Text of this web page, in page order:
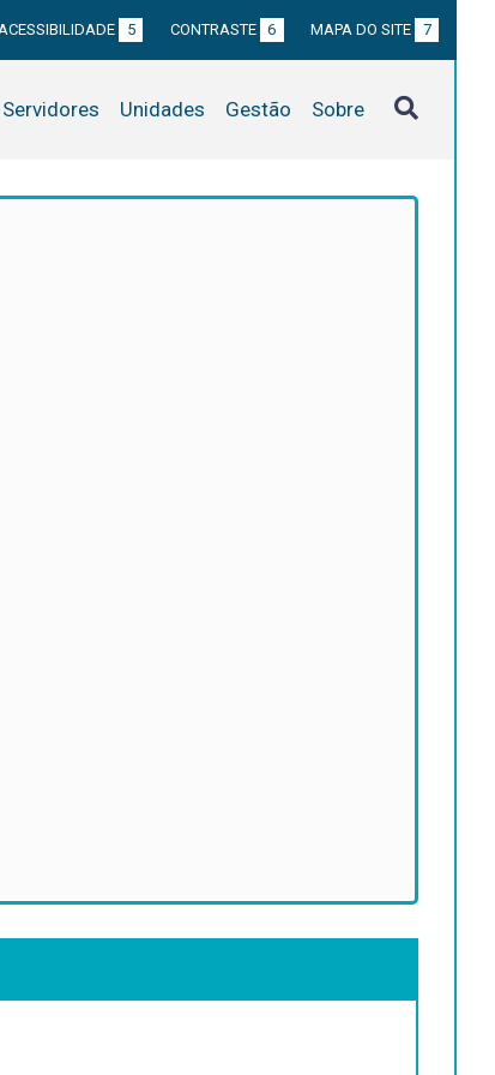
ACESSIBILIDADE 5 CONTRASTE 6 MAPA DO SITE 7
Servidores Unidades Gestão Sobre